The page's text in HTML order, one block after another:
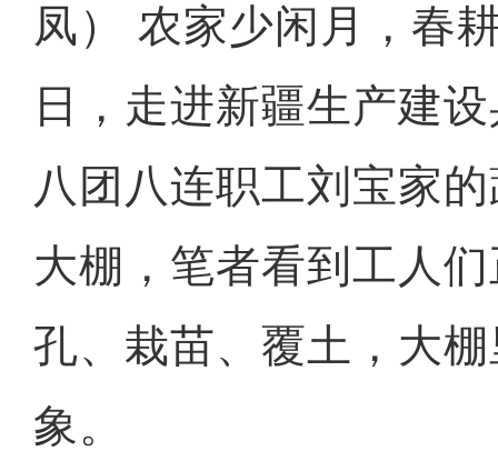
凤） 农家少闲月，春
日，走进新疆生产建
八团八连职工刘宝家
大棚，笔者看到工人
孔、栽苗、覆土，大
象。